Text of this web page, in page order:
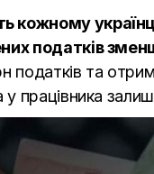
кожному
податків
податків та
працівника